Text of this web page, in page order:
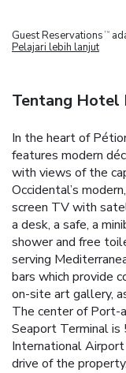
Guest Reservations TM
Pelajari lebih lanjut
Tentang Hotel
In the heart of
features modern
with views of the
Occidental’s
screen TV with
a desk, a safe, a
shower and free
serving
bars which provide
on-site art gallery,
The center of Port-
Seaport Terminal is
International
drive of the property.